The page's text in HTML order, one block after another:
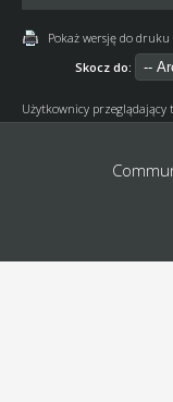
Pokaż wersję do druku
Skocz do:
Użytkownicy przeglądający